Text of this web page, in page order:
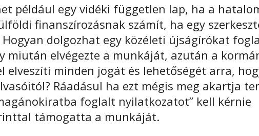
például egy vidéki független lap, ha a
finanszírozásnak számít, ha egy
dolgozhat egy közéleti újságírókat
miután elvégezte a munkáját, azután a
elveszíti minden jogát és lehetőségét arra,
Ráadásul ha ezt mégis meg akartja
foglalt nyilatkozatot” kell kérnie
támogatta a munkáját.